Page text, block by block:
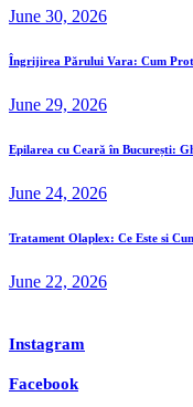
June 30, 2026
Îngrijirea Părului Vara: Cum
June 29, 2026
Epilarea cu Ceară în București:
June 24, 2026
Tratament Olaplex: Ce Este si
June 22, 2026
Instagram
Facebook